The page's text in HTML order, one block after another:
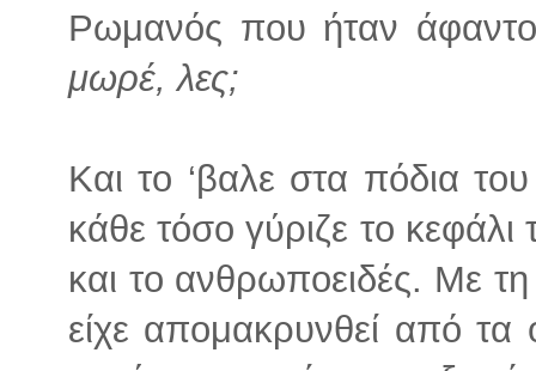
Ρωμανός που ήταν
μωρέ, λες;
Και το ‘βαλε στα πόδια
κάθε τόσο γύριζε το
και το ανθρωποειδές. Με
είχε απομακρυνθεί από τα